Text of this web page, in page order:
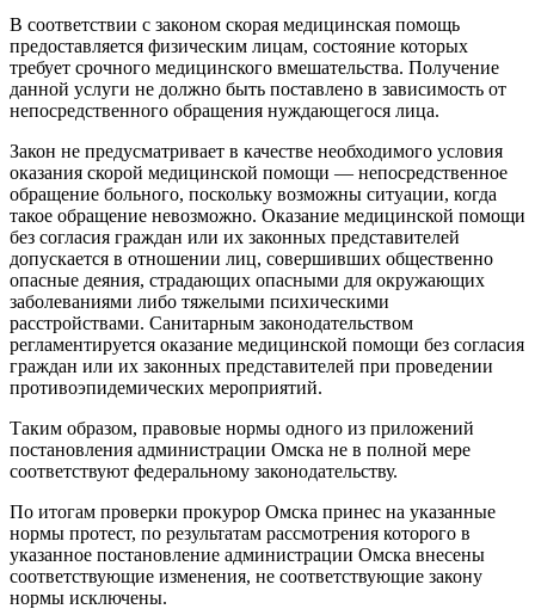
В соответствии с законом скорая медицинская помощь
предоставляется физическим лицам, состояние которых
требует срочного медицинского вмешательства. Получение
данной услуги не должно быть поставлено в зависимость от
непосредственного обращения нуждающегося лица.
Закон не предусматривает в качестве необходимого условия
оказания скорой медицинской помощи — непосредственное
обращение больного, поскольку возможны ситуации, когда
такое обращение невозможно. Оказание медицинской помощи
без согласия граждан или их законных представителей
допускается в отношении лиц, совершивших общественно
опасные деяния, страдающих опасными для окружающих
заболеваниями либо тяжелыми психическими
расстройствами. Санитарным законодательством
регламентируется оказание медицинской помощи без согласия
граждан или их законных представителей при проведении
противоэпидемических мероприятий.
Таким образом, правовые нормы одного из приложений
постановления администрации Омска не в полной мере
соответствуют федеральному законодательству.
По итогам проверки прокурор Омска принес на указанные
нормы протест, по результатам рассмотрения которого в
указанное постановление администрации Омска внесены
соответствующие изменения, не соответствующие закону
нормы исключены.